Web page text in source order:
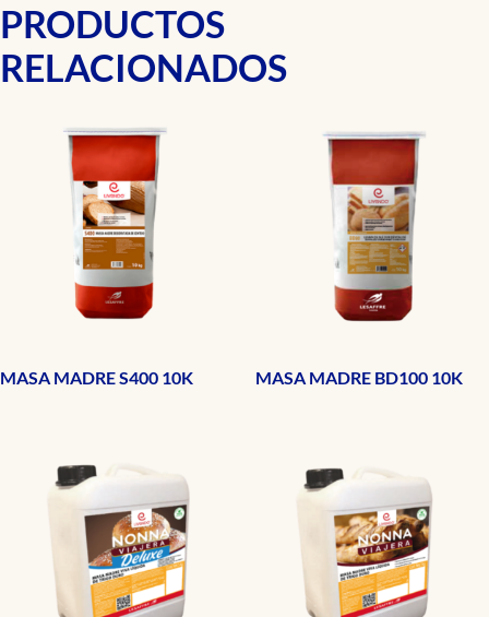
PRODUCTOS
RELACIONADOS
MASA MADRE S400 10K MASA MADRE BD100 10K